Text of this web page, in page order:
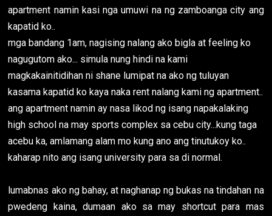
apartment namin kasi nga umuwi na ng zamboanga city ang
kapatid ko..
mga bandang 1am, nagising nalang ako bigla at feeling ko
nagugutom ako... simula nung hindi na kami
magkakainitidihan ni shane lumipat na ako ng tuluyan
kasama kapatid ko kaya naka rent nalang kami ng apartment..
ang apartment namin ay nasa likod ng isang napakalaking
high school na may sports complex sa cebu city...kung taga
acebu ka, amlamang alam mo kung ano ang tinutukoy ko..
kaharap nito ang isang university para sa di normal.
lumabnas ako ng bahay, at naghanap ng bukas na tindahan na
pwedeng kaina, dumaan ako sa may shortcut para mas